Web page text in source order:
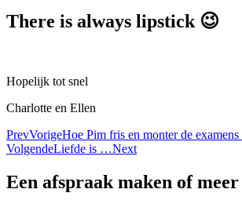
There is always lipstick 😉
Hopelijk tot snel
Charlotte en Ellen
PrevVorigeHoe Pim fris en monter de
VolgendeLiefde is …Next
Een afspraak maken of